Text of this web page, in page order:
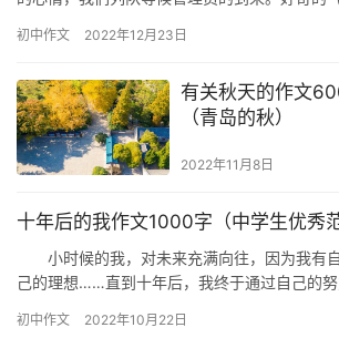
开了，…
初中作文 2022年12月23日
有关秋天的作文
（青岛的秋）
2022年11月8日
十年后的我作文1000字（中学生优秀范
小时候的我，对未来充满向往，因为我有
己的理想……直到十年后，我终于通过自己的
大…
初中作文 2022年10月22日